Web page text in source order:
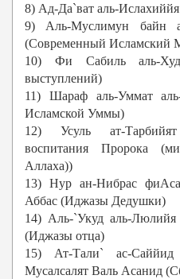
8) Ад-Да`ват аль-
9) Аль-Муслимун байн
(Современный Исламский
10) Фи Сабиль аль-
выступлений)
11) Шараф аль-Уммат
Исламской Уммы)
12) Усуль ат-
воспитания Пророка
Аллаха))
13) Нур ан-Нибрас
Аббас (Иджазы Дедушки)
14) Аль-`Укуд аль-
(Иджазы отца)
15) Ат-Тали` ас-
Мусалсалят Валь Асанид